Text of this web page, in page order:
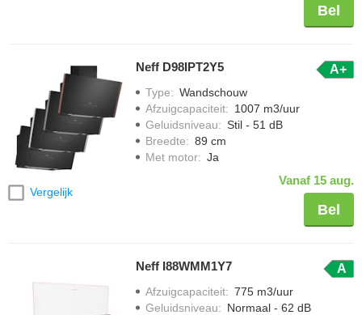
Bel
Vergelijk
Neff D98IPT2Y5 A+
Type: Wandschouw
Afzuigcapaciteit: 1007 m3/uur
Geluidsniveau: Stil - 51 dB
Breedte: 89 cm
Met motor: Ja
Vanaf 15 aug.
Bel
Neff I88WMM1Y7 A
Afzuigcapaciteit: 775 m3/uur
Geluidsniveau: Normaal - 62 dB